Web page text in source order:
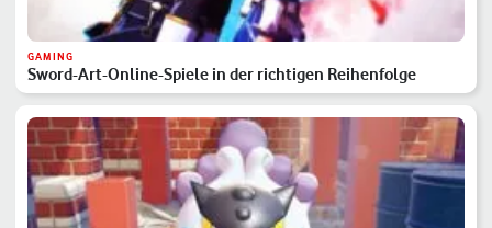
GAMING
Sword-Art-Online-Spiele in der richtigen Reihenfolge